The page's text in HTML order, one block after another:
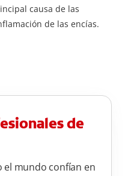
causa de las
de las encías.
de
el mundo confían en